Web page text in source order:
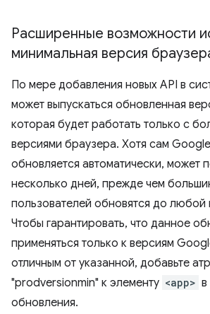
Расширенные возможности
минимальная версия
По мере добавления новых API в
может выпускаться обновленная
которая будет работать только с
версиями браузера. Хотя сам
обновляется автоматически, может
несколько дней, прежде чем
пользователей обновятся до любой
Чтобы гарантировать, что данное
применяться только к версиям
отличным от указанной, добавьте
"prodversionmin" к элементу <app> в
обновления.